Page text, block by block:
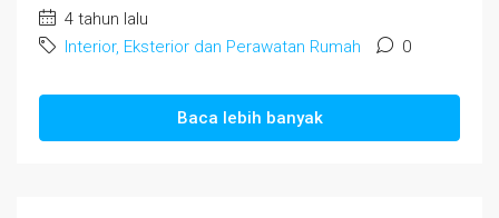
4 tahun lalu
Interior, Eksterior dan Perawatan Rumah
0
Baca lebih banyak